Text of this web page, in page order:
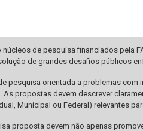
de pesquisa financiados pela
de grandes desafios públicos
pesquisa orientada a problemas
propostas devem descrever
Municipal ou Federal) relevantes
proposta devem não apenas